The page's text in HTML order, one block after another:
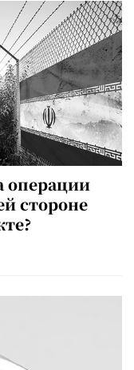
операции
стороне